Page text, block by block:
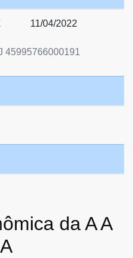
45995766000191
11/04/2022
da A A